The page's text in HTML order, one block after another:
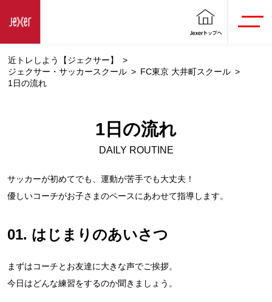
近トレしよう【ジェクサー】
ジェクサー・サッカースクール
FC東京 大井町スクール
1日の流れ
1日の流れ
DAILY ROUTINE
サッカーが初めてでも、運動が苦手でも大丈夫！
優しいコーチがお子さまのペースにあわせて指導します。
01. はじまりのあいさつ
まずはコーチとお友達に大きな声でご挨拶。
今日はどんな練習をするのか聞きましょう。